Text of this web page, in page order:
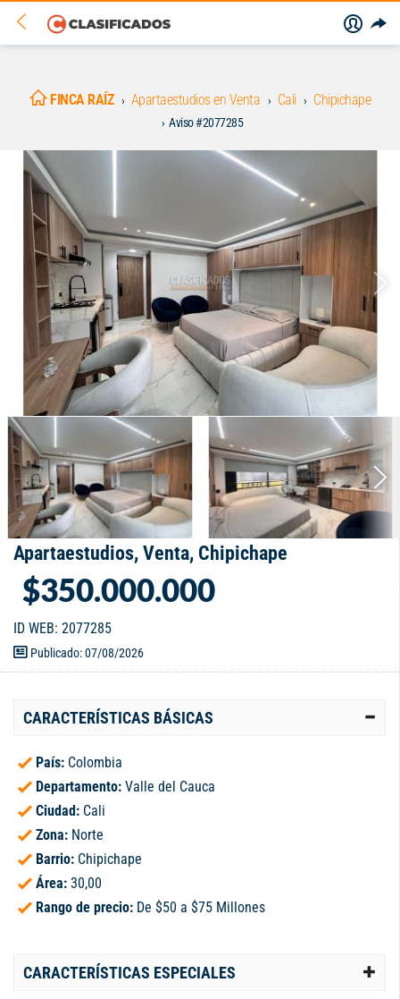
FINCA RAÍZ Apartaestudios en Venta Cali Chipichape
Aviso #2077285
Apartaestudios, Venta, Chipichape
$350.000.000
ID WEB: 2077285
Publicado: 07/08/2026
CARACTERÍSTICAS BÁSICAS
País: Colombia
Departamento: Valle del Cauca
Ciudad: Cali
Zona: Norte
Barrio: Chipichape
Área: 30,00
Rango de precio: De $50 a $75 Millones
CARACTERÍSTICAS ESPECIALES